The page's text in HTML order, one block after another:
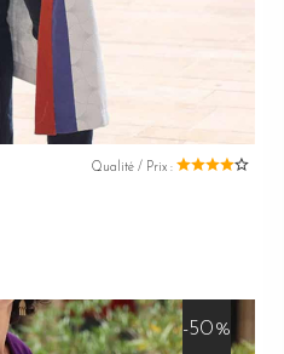
Qualité / Prix :
-50%